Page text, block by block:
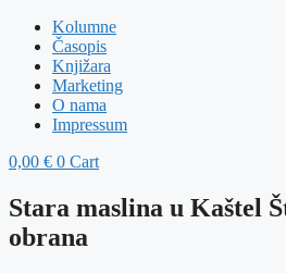
Kolumne
Časopis
Knjižara
Marketing
O nama
Impressum
0,00 € 0 Cart
Stara maslina u Kaštel
obrana